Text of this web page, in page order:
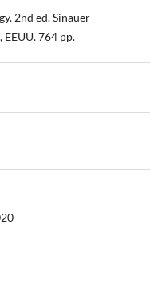
2nd ed. Sinauer
EEUU. 764 pp.